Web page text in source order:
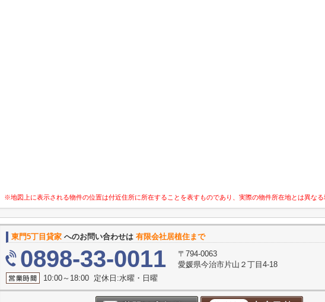
※地図上に表示される物件の位置は付近住所に所在することを表すものであり、実際の物件所在地とは異なる
東門5丁目貸家 へのお問い合わせは 有限会社居植住まで
0898-33-0011
〒794-0063
愛媛県今治市片山２丁目4-18
10:00～18:00 定休日:水曜・日曜